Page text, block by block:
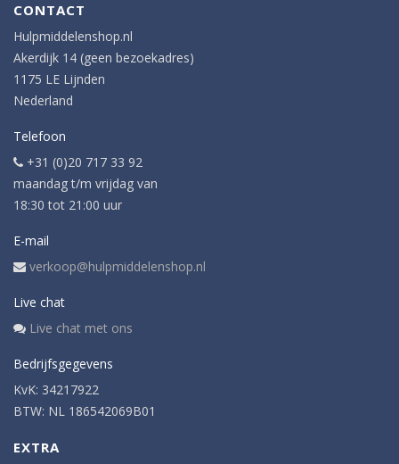
CONTACT
Hulpmiddelenshop.nl
Akerdijk 14 (geen bezoekadres)
1175 LE Lijnden
Nederland
Telefoon
+31 (0)20 717 33 92
maandag t/m vrijdag van
18:30 tot 21:00 uur
E-mail
verkoop@hulpmiddelenshop.nl
Live chat
Live chat met ons
Bedrijfsgegevens
KvK: 34217922
BTW: NL 186542069B01
EXTRA